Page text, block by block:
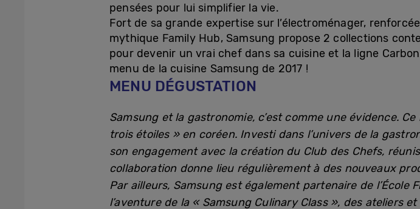
pensées pour lui simplifier la vie.
Fort de sa grande expertise sur l’électroménager,
mythique Family Hub, Samsung propose 2 collections
pour devenir un vrai chef dans sa cuisine et la ligne
menu de la cuisine Samsung de 2017 !
MENU DÉGUSTATION
Samsung et la gastronomie, c’est comme une évidence.
trois étoiles » en coréen. Investi dans l’univers de la
son engagement avec la création du Club des Chefs,
collaboration donne lieu régulièrement à des nouveaux
Par ailleurs, Samsung est également partenaire de l’École
l’aventure de la « Samsung Culinary Class », des ateliers